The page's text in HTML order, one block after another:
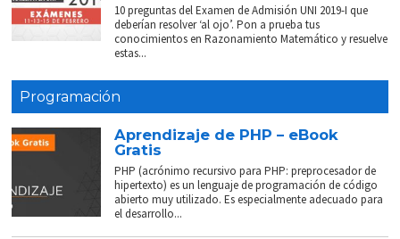
10 preguntas del Examen de Admisión UNI 2019-I que
deberían resolver ‘al ojo’. Pon a prueba tus
conocimientos en Razonamiento Matemático y resuelve
estas...
Programación
Aprendizaje de PHP – eBook
Gratis
PHP (acrónimo recursivo para PHP: preprocesador de
hipertexto) es un lenguaje de programación de código
abierto muy utilizado. Es especialmente adecuado para
el desarrollo...